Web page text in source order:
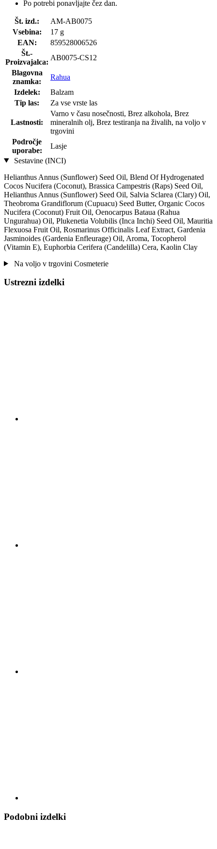
Po potrebi ponavljajte čez dan.
Št. izd.:
AM-AB0075
Vsebina:
17 g
EAN:
859528006526
Št.-
Proizvajalca:
AB0075-CS12
Blagovna
znamka:
Rahua
Izdelek:
Balzam
Tip las:
Za vse vrste las
Lastnosti:
Varno v času nosečnosti, Brez alkohola, Brez
mineralnih olj, Brez testiranja na živalih, na voljo v
trgovini
Področje
uporabe:
Lasje
Sestavine (INCI)
Helianthus Annus (Sunflower) Seed Oil, Blend Of Hydrogenated
Cocos Nucifera (Coconut), Brassica Campestris (Raps) Seed Oil,
Helianthus Annus (Sunflower) Seed Oil, Salvia Sclarea (Clary) Oil,
Theobroma Grandiflorum (Cupuacu) Seed Butter, Organic Cocos
Nucifera (Coconut) Fruit Oil, Oenocarpus Bataua (Rahua
Ungurahua) Oil, Plukenetia Volubilis (Inca Inchi) Seed Oil, Mauritia
Flexuosa Fruit Oil, Rosmarinus Officinalis Leaf Extract, Gardenia
Jasminoides (Gardenia Enfleurage) Oil, Aroma, Tocopherol
(Vitamin E), Euphorbia Cerifera (Candelilla) Cera, Kaolin Clay
Na voljo v trgovini Cosmeterie
Ustrezni izdelki
Podobni izdelki